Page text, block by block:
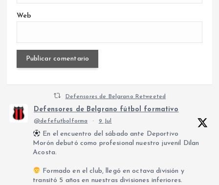
Web
Defensores de Belgrano Retweeted
Defensores de Belgrano fútbol formativo
@defefutbolforma · 9 Jul
En el encuentro del sábado ante Deportivo
Morón debutó como profesional nuestro juvenil Dilan
Acosta.
Formado en el club, llegó en octava división y
transitó 5 años en nuestras divisiones inferiores.